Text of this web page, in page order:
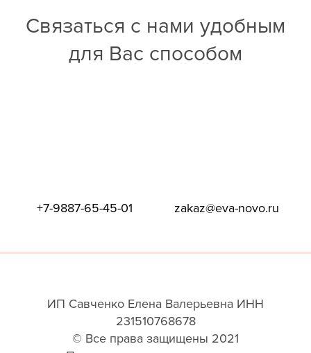
Связаться с нами удобным
для Вас способом
+7-9887-65-45-01 zakaz@eva-novo.ru
ИП Савченко Елена Валерьевна ИНН
231510768678
© Все права защищены 2021